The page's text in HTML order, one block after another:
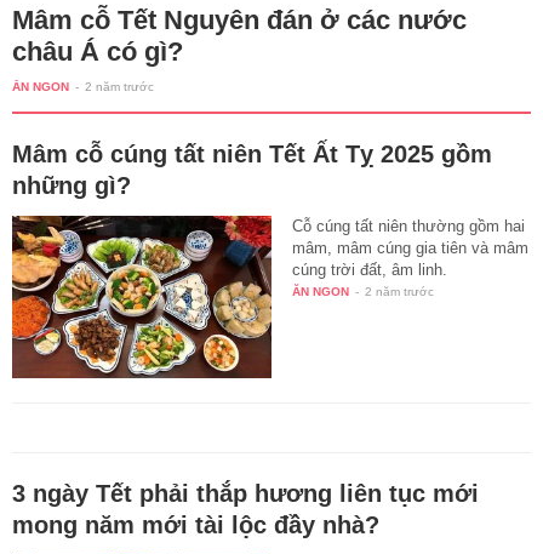
Mâm cỗ Tết Nguyên đán ở các nước
châu Á có gì?
ĂN NGON - 2 năm trước
Mâm cỗ cúng tất niên Tết Ất Tỵ 2025 gồm
những gì?
Cỗ cúng tất niên thường gồm hai
mâm, mâm cúng gia tiên và mâm
cúng trời đất, âm linh.
ĂN NGON - 2 năm trước
3 ngày Tết phải thắp hương liên tục mới
mong năm mới tài lộc đầy nhà?